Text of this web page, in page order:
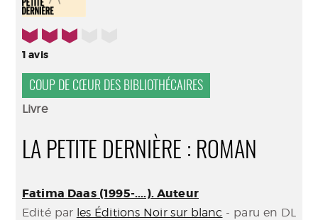
3/5
1avis
COUP DE CŒUR DES BIBLIOTHÉCAIRES
Livre
LA PETITE DERNIÈRE : ROMAN
Fatima Daas (1995-....). Auteur
Edité par les Éditions Noir sur blanc - paru en DL